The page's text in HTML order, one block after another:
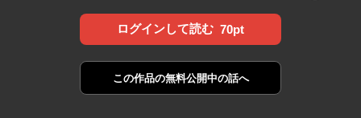
ログインして読む 70pt
この作品の無料公開中の話へ